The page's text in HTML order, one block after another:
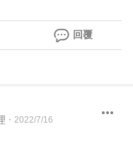
回覆
・ 2022/7/16